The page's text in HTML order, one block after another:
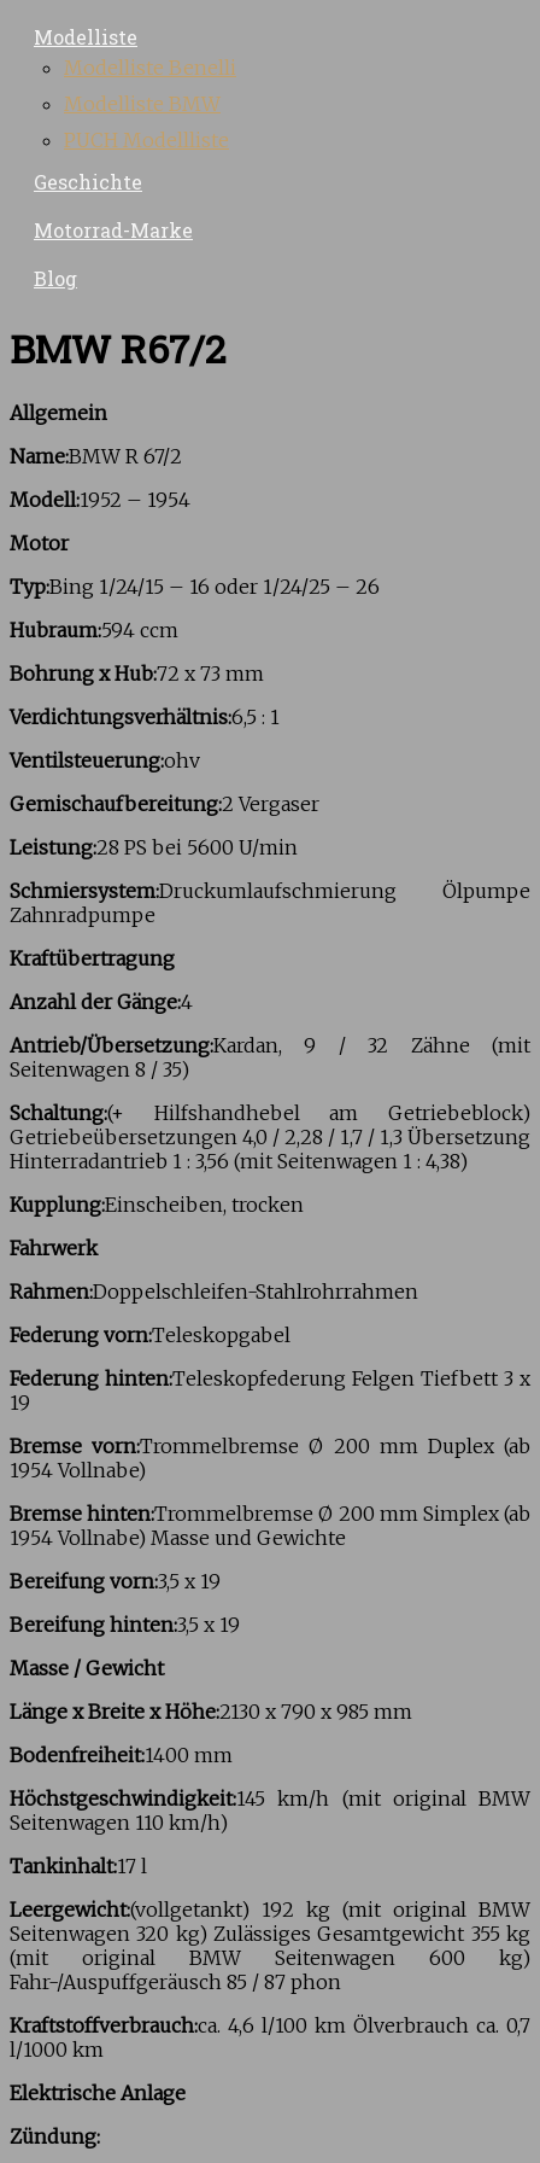
Modelliste
Modelliste Benelli
Modelliste BMW
PUCH Modellliste
Geschichte
Motorrad-Marke
Blog
BMW R67/2
Allgemein
Name:BMW R 67/2
Modell:1952 – 1954
Motor
Typ:Bing 1/24/15 – 16 oder 1/24/25 – 26
Hubraum:594 ccm
Bohrung x Hub:72 x 73 mm
Verdichtungsverhältnis:6,5 : 1
Ventilsteuerung:ohv
Gemischaufbereitung:2 Vergaser
Leistung:28 PS bei 5600 U/min
Schmiersystem:Druckumlaufschmierung Ölpumpe
Zahnradpumpe
Kraftübertragung
Anzahl der Gänge:4
Antrieb/Übersetzung:Kardan, 9 / 32 Zähne (mit
Seitenwagen 8 / 35)
Schaltung:(+ Hilfshandhebel am Getriebeblock)
Getriebeübersetzungen 4,0 / 2,28 / 1,7 / 1,3 Übersetzung
Hinterradantrieb 1 : 3,56 (mit Seitenwagen 1 : 4,38)
Kupplung:Einscheiben, trocken
Fahrwerk
Rahmen:Doppelschleifen-Stahlrohrrahmen
Federung vorn:Teleskopgabel
Federung hinten:Teleskopfederung Felgen Tiefbett 3 x
19
Bremse vorn:Trommelbremse Ø 200 mm Duplex (ab
1954 Vollnabe)
Bremse hinten:Trommelbremse Ø 200 mm Simplex (ab
1954 Vollnabe) Masse und Gewichte
Bereifung vorn:3,5 x 19
Bereifung hinten:3,5 x 19
Masse / Gewicht
Länge x Breite x Höhe:2130 x 790 x 985 mm
Bodenfreiheit:1400 mm
Höchstgeschwindigkeit:145 km/h (mit original BMW
Seitenwagen 110 km/h)
Tankinhalt:17 l
Leergewicht:(vollgetankt) 192 kg (mit original BMW
Seitenwagen 320 kg) Zulässiges Gesamtgewicht 355 kg
(mit original BMW Seitenwagen 600 kg)
Fahr-/Auspuffgeräusch 85 / 87 phon
Kraftstoffverbrauch:ca. 4,6 l/100 km Ölverbrauch ca. 0,7
l/1000 km
Elektrische Anlage
Zündung: